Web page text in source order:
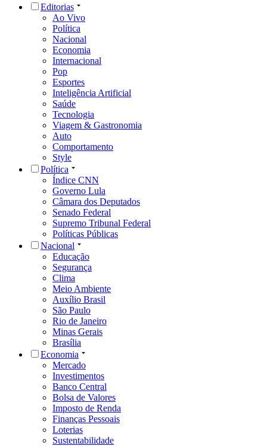
Editorias
Ao Vivo
Política
Nacional
Economia
Internacional
Pop
Esportes
Inteligência Artificial
Saúde
Tecnologia
Viagem & Gastronomia
Auto
Comportamento
Style
Política
Índice CNN
Governo Lula
Câmara dos Deputados
Senado Federal
Supremo Tribunal Federal
Políticas Públicas
Nacional
Educação
Segurança
Clima
Meio Ambiente
Auxílio Brasil
São Paulo
Rio de Janeiro
Minas Gerais
Brasília
Economia
Mercado
Investimentos
Banco Central
Bolsa de Valores
Imposto de Renda
Finanças Pessoais
Loterias
Sustentabilidade